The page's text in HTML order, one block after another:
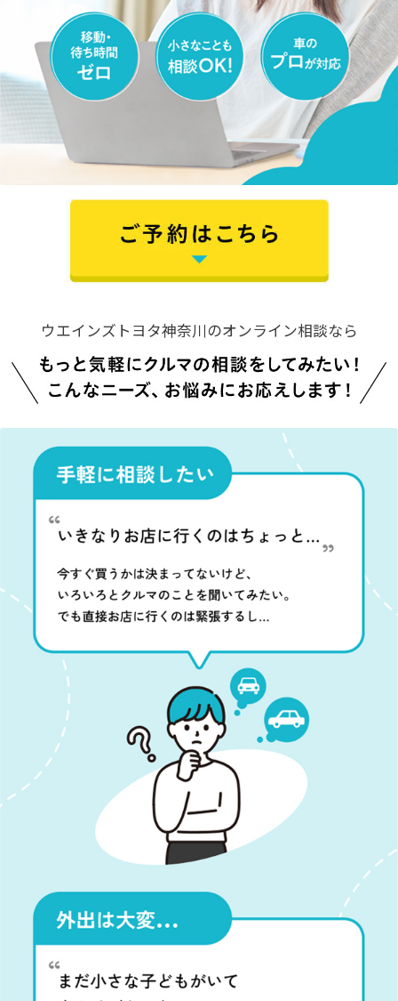
事故・故障受付センター
24時間,365日対応
0800-080-5365
ウエインズトヨタ神奈川のオンライン相談なら